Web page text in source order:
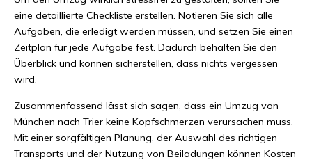
eine detaillierte Checkliste erstellen. Notieren Sie sich alle
Aufgaben, die erledigt werden müssen, und setzen Sie einen
Zeitplan für jede Aufgabe fest. Dadurch behalten Sie den
Überblick und können sicherstellen, dass nichts vergessen
wird.
Zusammenfassend lässt sich sagen, dass ein Umzug von
München nach Trier keine Kopfschmerzen verursachen muss.
Mit einer sorgfältigen Planung, der Auswahl des richtigen
Transports und der Nutzung von Beiladungen können Kosten